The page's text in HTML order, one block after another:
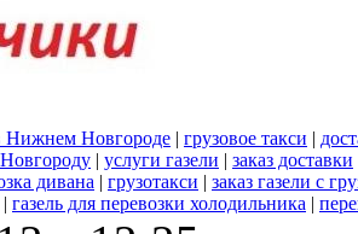
Нижнем Новгороде | грузовое такси |
| услуги газели | заказ доставки
дивана | грузотакси | заказ газели с
| газель для перевозки холодильника |